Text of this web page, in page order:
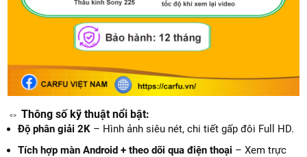
⇔ Thông số kỹ thuật nổi bật:
Độ phân giải 2K – Hình ảnh siêu nét, chi tiết gấp đôi Full HD.
Tích hợp màn Android + theo dõi qua điện thoại – Xem trực